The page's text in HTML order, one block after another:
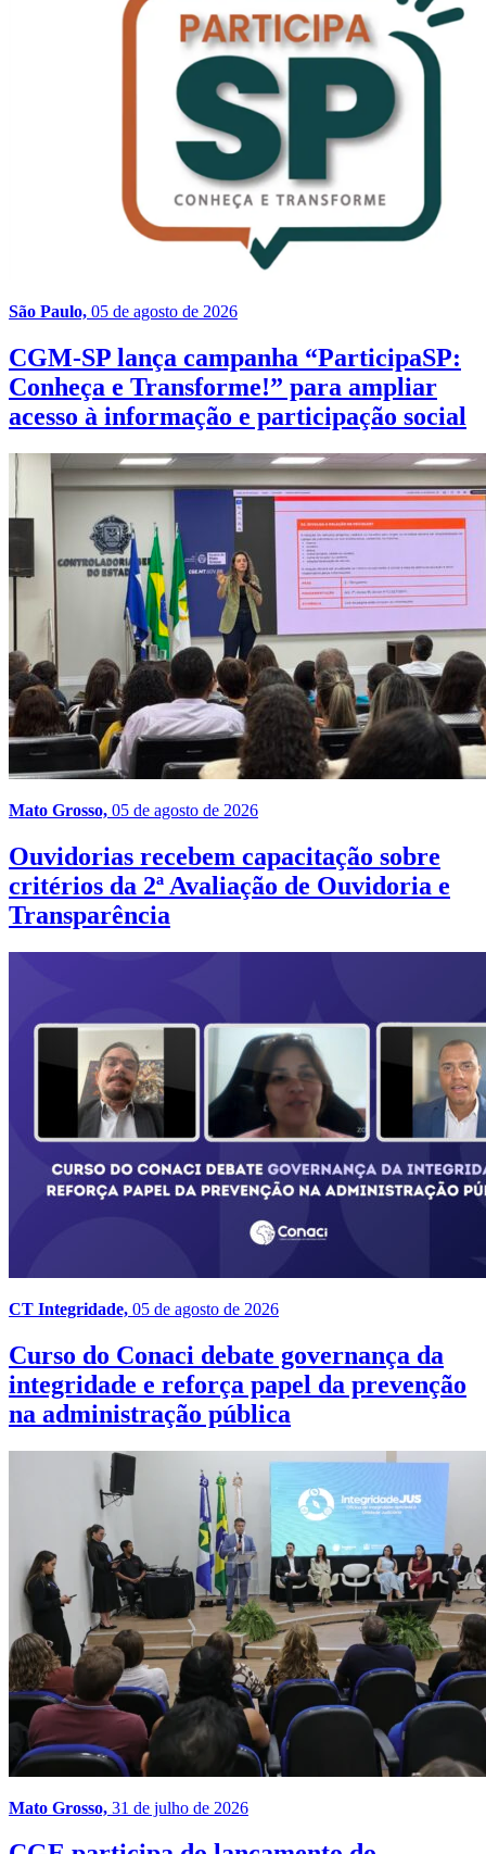
São Paulo, 05 de agosto de 2026
CGM-SP lança campanha “ParticipaSP:
Conheça e Transforme!” para ampliar
acesso à informação e participação social
Mato Grosso, 05 de agosto de 2026
Ouvidorias recebem capacitação sobre
critérios da 2ª Avaliação de Ouvidoria e
Transparência
CT Integridade, 05 de agosto de 2026
Curso do Conaci debate governança da
integridade e reforça papel da prevenção
na administração pública
Mato Grosso, 31 de julho de 2026